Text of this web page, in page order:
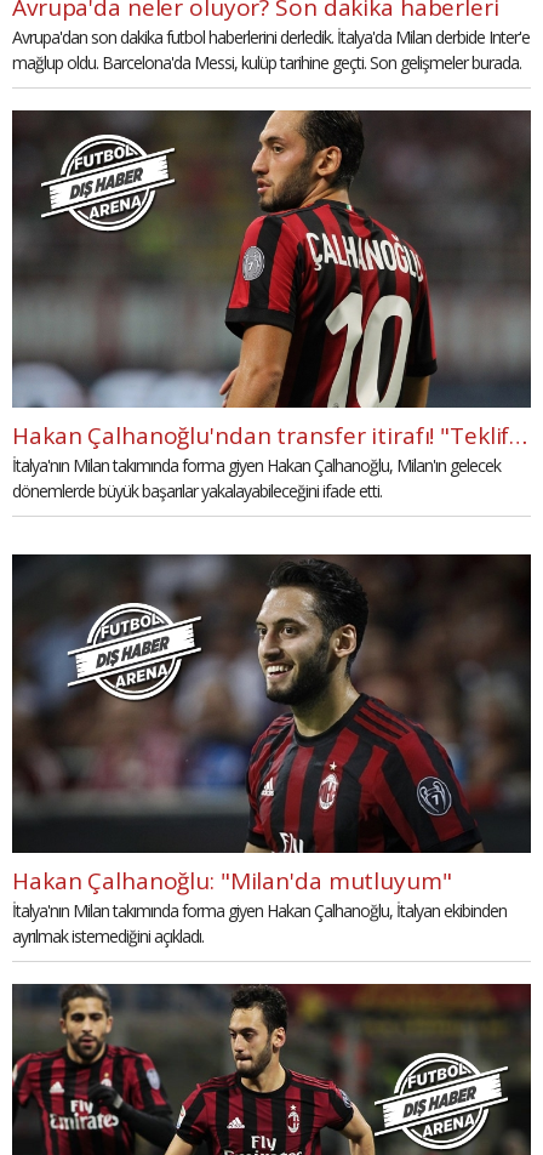
Avrupa'da neler oluyor? Son dakika haberleri
Avrupa'dan son dakika futbol haberlerini derledik. İtalya'da Milan derbide Inter'e
mağlup oldu. Barcelona'da Messi, kulüp tarihine geçti. Son gelişmeler burada.
Hakan Çalhanoğlu'ndan transfer itirafı! "Teklif vardı"
İtalya'nın Milan takımında forma giyen Hakan Çalhanoğlu, Milan'ın gelecek
dönemlerde büyük başarılar yakalayabileceğini ifade etti.
Hakan Çalhanoğlu: "Milan'da mutluyum"
İtalya'nın Milan takımında forma giyen Hakan Çalhanoğlu, İtalyan ekibinden
ayrılmak istemediğini açıkladı.